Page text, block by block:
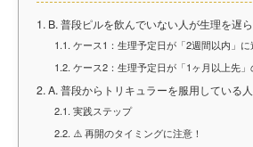
1. B. 普段ピルを飲んでいない人が生理を遅
1.1. ケース1：生理予定日が「2週間以内」に
1.2. ケース2：生理予定日が「1ヶ月以上先
2.A. 普段からトリキュラーを服用している
2.1. 実践ステップ
2.2. ⚠️ 再開のタイミングに注意！